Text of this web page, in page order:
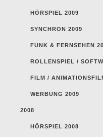
HÖRSPIEL 2009
SYNCHRON 2009
FUNK & FERNSEHEN
ROLLENSPIEL /
FILM /
WERBUNG 2009
2008
HÖRSPIEL 2008